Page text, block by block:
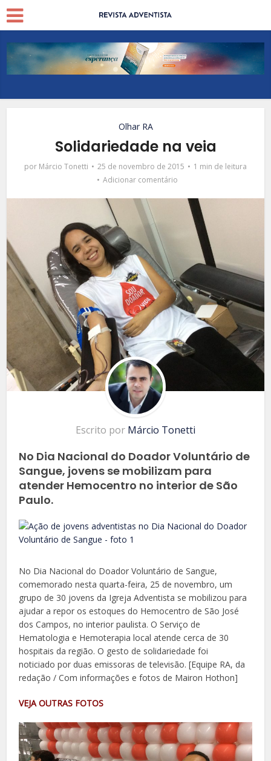
Olhar RA
Solidariedade na veia
por Márcio Tonetti 25 de novembro de 2015
1 min de leitura
Adicionar comentário
Escrito por Márcio Tonetti
No Dia Nacional do Doador Voluntário de
Sangue, jovens se mobilizam para
atender Hemocentro no interior de São
Paulo.
No Dia Nacional do Doador Voluntário de Sangue,
comemorado nesta quarta-feira, 25 de novembro, um
grupo de 30 jovens da Igreja Adventista se mobilizou para
ajudar a repor os estoques do Hemocentro de São José
dos Campos, no interior paulista. O Serviço de
Hematologia e Hemoterapia local atende cerca de 30
hospitais da região. O gesto de solidariedade foi
noticiado por duas emissoras de televisão. [Equipe RA, da
redação / Com informações e fotos de Mairon Hothon]
VEJA OUTRAS FOTOS